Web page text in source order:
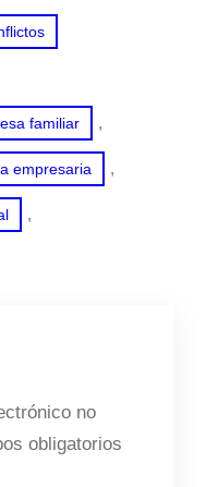
familiar ,
empresaria ,
,
no
obligatorios